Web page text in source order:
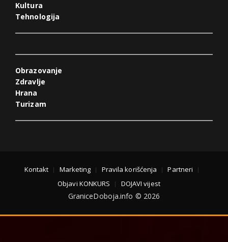
Kultura
Tehnologija
Obrazovanje
Zdravlje
Hrana
Turizam
Kontakt Marketing Pravila korišćenja
Partneri
Objavi KONKURS
DOJAVI vijest
GraniceDoboja.info © 2026